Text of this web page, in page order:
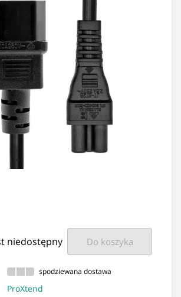
niedostępny Do koszyka
spodziewana dostawa
ProXtend